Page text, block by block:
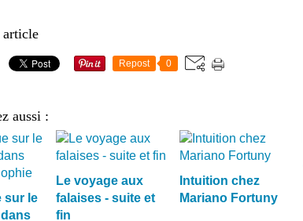
article
Repost 0
aussi :
sur le
Le voyage aux
falaises - suite et
fin
Intuition chez
Mariano Fortuny